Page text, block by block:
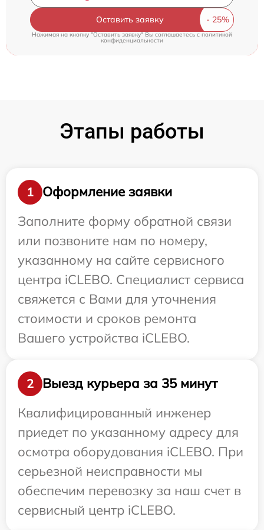
Оставить заявку
Нажимая на кнопку "Оставить заявку" Вы соглашаетесь cполитикой
конфиденциальности
Этапы работы
1
Оформление заявки
Заполните форму обратной связи
или позвоните нам по номеру,
указанному на сайте сервисного
центра iCLEBO. Специалист сервиса
свяжется с Вами для уточнения
стоимости и сроков ремонта
Вашего устройства iCLEBO.
2
Выезд курьера за 35 минут
Квалифицированный инженер
приедет по указанному адресу для
осмотра оборудования iCLEBO. При
серьезной неисправности мы
обеспечим перевозку за наш счет в
сервисный центр iCLEBO.